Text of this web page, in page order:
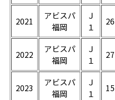
2021
アビスパ
福岡
Ｊ
１
26
2022
アビスパ
福岡
Ｊ
１
27
2023
アビスパ
福岡
Ｊ
１
15